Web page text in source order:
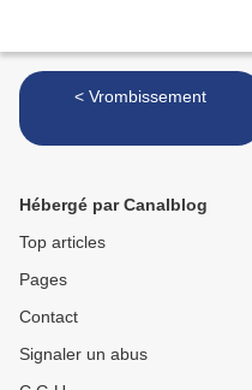
< Vrombissement
Hébergé par Canalblog
Top articles
Pages
Contact
Signaler un abus